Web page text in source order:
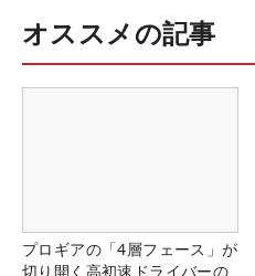
オススメの記事
プロギアの「4層フェース」が
切り開く高初速ドライバーの